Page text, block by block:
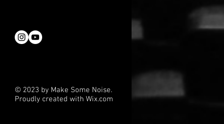
© 2023 by Make Some Noise.
Proudly created with Wix.com